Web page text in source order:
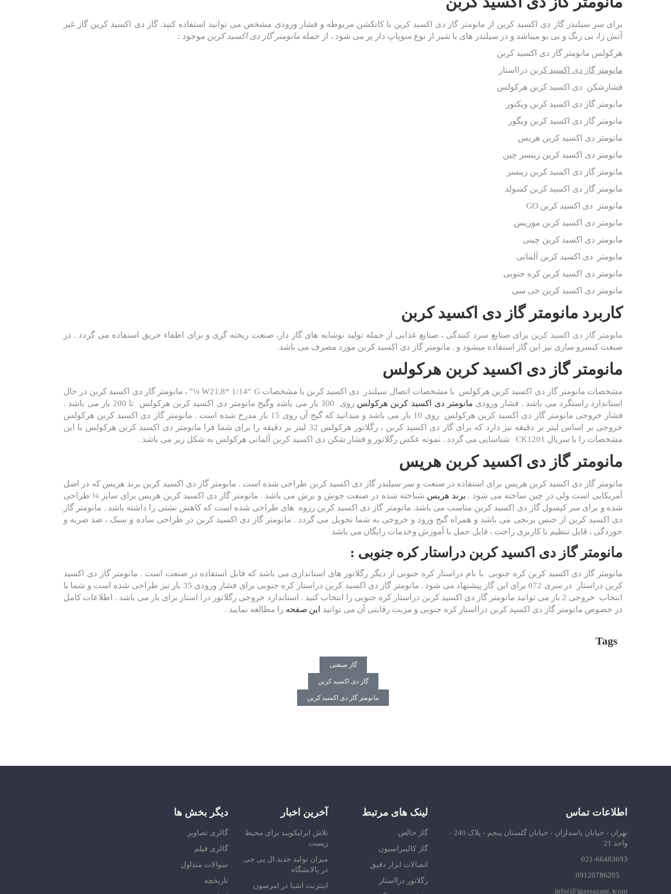
برای سر سیلندر گاز دی اکسید کربن از مانومتر گاز دی اکسید کربن با کانکشن مربوطه و فشار ورودی مشخص می توانید استفاده کنید. گاز دی اکسید کرین گاز غیر
آتش زا، بی رنگ و بی بو میباشد و در سیلندر های با شیر از نوع سوپاپ دار پر می شود ، از جمله مانومتر گاز دی اکسید کربن موجود :
هرکولس مانومتر گاز دی اکسید کربن
مانومتر گاز دی اکسید کربن درااستار
فشارشکن دی اکسید کربن هرکولس
مانومتر گاز دی اکسید کربن ویکتور
مانومتر گاز دی اکسید کربن ویگور
مانومتر دی اکسید کربن هریس
مانومتر دی اکسید کربن زینسر چین
مانومتر گاز دی اکسید کربن زینسر
مانومتر گاز دی اکسید کربن کسولد
مانومتر دی اکسید کربن GO
مانومتر دی اکسید کربن موریس
مانومتر دی اکسید کربن چینی
مانومتر دی اکسید کربن آلمانی
مانومتر دی اکسید کربن کره جنوبی
مانومتر دی اکسید کربن جی سی
کاربرد مانومتر گاز دی اکسید کربن
مانومتر گاز دی اکسید کربن برای صنایع سرد کنندگی ، صنایع غذایی از جمله تولید نوشابه های گاز دار، صنعت ریخته گری و برای اطفاء حریق استفاده می گردد . در
صنعت کنسرو سازی نیز این گاز استفاده میشود و . مانومتر گاز دی اکسید کربن مورد مصرف می باشد.
مانومتر گاز دی اکسید کربن هرکولس
مشخصات مانومتر گاز دی اکسید کربن هرکولس با مشخصات اتصال سیلندر دی اکسید کربن با مشخصات W21,8* 1/14“ G ¼”
، مانومتر گاز دی اکسید کربن در حال
استاندارد راستگرد می باشد . فشار ورودی مانومتر دی اکسید کربن هرکولس
روی 300 بار می باشد وگیج مانومتر دی اکسید کربن هرکولس تا 200 بار می باشد .
فشار خروجی مانومتر گاز دی اکسید کربن هرکولس روی 10 بار می باشد و میدانید که گیج آن روی 15 بار مدرج شده است . مانومتر گاز دی اکسید کربن هرکولس
خروجی بر اساس لیتر بر دقیقه نیز دارد که برای گاز دی اکسید کربن ، رگلاتور هرکولس 32 لیتر بر دقیقه را برای شما فرا مانومتر دی اکسید کربن هرکولس با این
مشخصات را با سریال CK1201 شناسایی می گردد . نمونه عکس رگلاتور و فشار شکن دی اکسید کربن آلمانی هرکولس به شکل زیر می باشد .
مانومتر گاز دی اکسید کربن هریس
مانومتر گاز دی اکسید کربن هریس برای استفاده در صنعت و سر سیلندر گاز دی اکسید کربن طراحی شده است . مانومتر گاز دی اکسید کربن برند هریس که در اصل
آمریکایی است ولی در چین ساخته می شود . برند هریس شناخته شده در صنعت جوش و برش می باشد . مانومتر گاز دی اکسید کربن هریس برای سایز ¼ طراحی
شده و برای سر کپسول گاز دی اکسید کربن مناسب می باشد. مانومتر گاز دی اکسید کربن رزوه های طراحی شده است که کاهش نشتی را داشته باشد . مانومتر گاز
دی اکسید کربن از جنس برنجی می باشد و همراه گیج ورود و خروجی به شما تحویل می گردد . مانومتر گاز دی اکسید کربن در طراحی ساده و سبک ، ضد ضربه و
خوردگی ، قابل تنظیم با کاربری راحت ، قابل حمل با آموزش وخدمات رایگان می باشد
مانومتر گاز دی اکسید کربن دراستار کره جنوبی :
مانومتر گاز دی اکسید کربن کره جنوبی با نام دراستار کره جنوبی از دیگر رگلاتور های استانداری می باشد که قابل استفاده در صنعت است . مانومتر گاز دی اکسید
کربن دراستار در سری 072 برای این گاز پیشنهاد می شود . مانومتر گاز دی اکسید کربن دراستار کره جنوبی برای فشار ورودی 35 بار نیز طراحی شده است و شما با
انتخاب خروجی 2 بار می توانید مانومتر گاز دی اکسید کربن دراستار کره جنوبی را انتخاب کنید . استاندارد خروجی رگلاتور درا استار برای بار می باشد . اطلاعات کامل
در خصوص مانومتر گاز دی اکسید کربن درااستار کره جنوبی و مزیت رقابتی آن می توانید این صفحه را مطالعه نمایید .
Tags
گاز صنعتی
گاز دی اکسید کربن
مانومتر گاز دی اکسید کربن
اطلاعات تماس
تهران - خیابان پاسداران - خیابان گلستان پنجم - پلاک 240 -
واحد 21
021-66483693
info(@)gassazan(.)com
لینک های مرتبط
گاز خالص
گاز کالیبراسیون
اتصالات ابزار دقیق
رگلاتور درااستار
آخرین اخبار
تلاش ایرلیکویید برای محیط
زیست
میزان تولید جدید ال پی جی
در پالایشگاه
اینترنت اشیا در امرسون
دیگر بخش ها
گالری تصاویر
گالری فیلم
سوالات متداول
تاریخچه